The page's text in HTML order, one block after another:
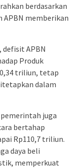
berdasarkan
APBN memberikan
APBN
Produk
triliun, tetap
dalam
juga
bertahap
Rp110,7 triliun.
daya beli
memperkuat